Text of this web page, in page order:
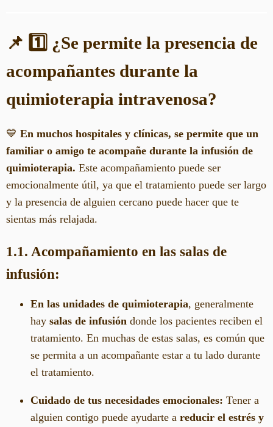
📌 1️⃣ ¿Se permite la presencia de
acompañantes durante la
quimioterapia intravenosa?
💙 En muchos hospitales y clínicas, se permite que un
familiar o amigo te acompañe durante la infusión de
quimioterapia. Este acompañamiento puede ser
emocionalmente útil, ya que el tratamiento puede ser largo
y la presencia de alguien cercano puede hacer que te
sientas más relajada.
1.1. Acompañamiento en las salas de
infusión:
En las unidades de quimioterapia, generalmente
hay salas de infusión donde los pacientes reciben el
tratamiento. En muchas de estas salas, es común que
se permita a un acompañante estar a tu lado durante
el tratamiento.
Cuidado de tus necesidades emocionales: Tener a
alguien contigo puede ayudarte a reducir el estrés y